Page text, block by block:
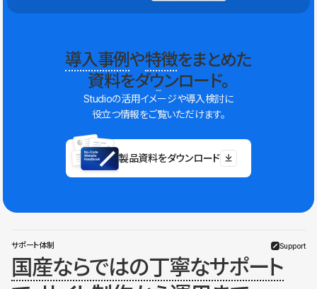
導入事例や特徴をまとめた
資料をダウンロード。
Studioの活用イメージや導入検討に
役立つ情報をご覧いただけます。
製品資料をダウンロード
サポート体制 Support
国産ならではの丁寧なサポート